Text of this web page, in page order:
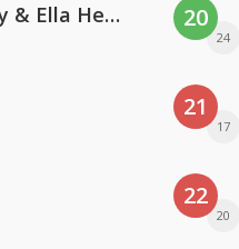
Nathan Dawe, Joel Corry & Ella Henderson 20
24
21
17
22
20